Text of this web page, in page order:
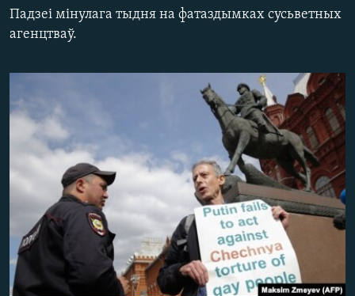
КУЛЬТУРА
КАЛЯНДАР
МОВА
НА ХВАЛЯХ СВАБОДЫ
Падзеі мінулага тыдня на фатаздымках сусьветных
агенцтваў.